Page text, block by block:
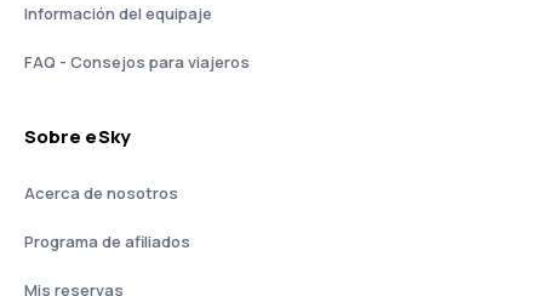
Información del equipaje
FAQ - Consejos para viajeros
Sobre eSky
Acerca de nosotros
Programa de afiliados
Mis reservas